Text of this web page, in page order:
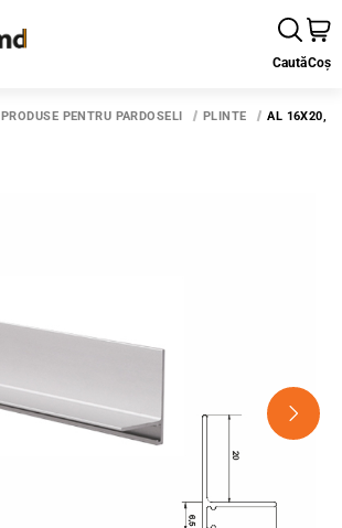
CautăCoș
PRODUSE PENTRU PARDOSELI PLINTE AL 16X20,